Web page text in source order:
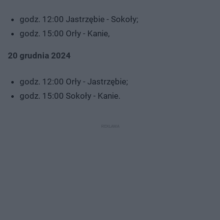
godz. 12:00 Jastrzębie - Sokoły;
godz. 15:00 Orły - Kanie,
20 grudnia 2024
godz. 12:00 Orły - Jastrzębie;
godz. 15:00 Sokoły - Kanie.